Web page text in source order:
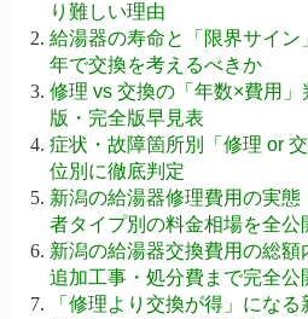
り難しい理由
給湯器の寿命と「限界サイ
年で交換を考えるべきか
修理 vs 交換の「年数×費用
版・完全版早見表
症状・故障箇所別「修理 or
位別に徹底判定
新潟の給湯器修理費用の実
者タイプ別の料金相場を全公
新潟の給湯器交換費用の総
追加工事・処分費まで完全公
「修理より交換が得」にな